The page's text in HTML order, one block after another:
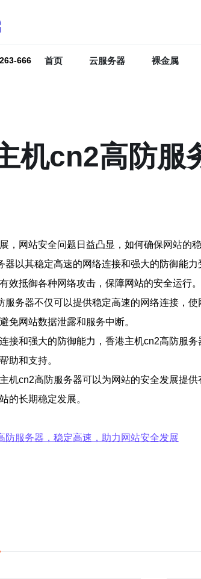
666 首页 云服务器 裸金属
机cn2高防服
，网站安全问题日益凸显，如何确保网站的
器以其稳定高速的网络连接和强大的防御能
效抵御各种网络攻击，保障网站的安全运行。
服务器不仅可以提供稳定高速的网络连接，
免网站数据泄露和服务中断。
接和强大的防御能力，香港主机cn2高防服
助和支持。
机cn2高防服务器可以为网站的安全发展提
的长期稳定发展。
防服务器，稳定高速，助力网站安全发展